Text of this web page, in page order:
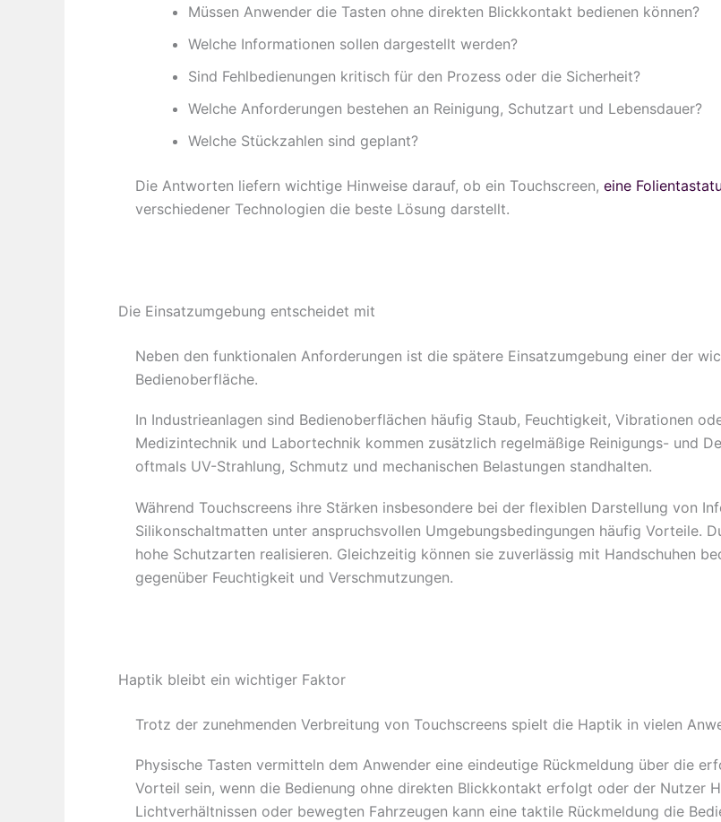
Müssen Anwender die Tasten ohne direkten Blickkontakt bedienen können?
Welche Informationen sollen dargestellt werden?
Sind Fehlbedienungen kritisch für den Prozess oder die Sicherheit?
Welche Anforderungen bestehen an Reinigung, Schutzart und Lebensdauer?
Welche Stückzahlen sind geplant?
Die Antworten liefern wichtige Hinweise darauf, ob ein Touchscreen,eine
verschiedener Technologien die beste Lösung darstellt.
Die Einsatzumgebung entscheidet mit
Neben den funktionalen Anforderungen ist die spätere Einsatzumgebung einer der
Bedienoberfläche.
In Industrieanlagen sind Bedienoberflächen häufig Staub, Feuchtigkeit, Vibrationen
Medizintechnik und Labortechnik kommen zusätzlich regelmäßige Reinigungs- und
oftmals UV-Strahlung, Schmutz und mechanischen Belastungen standhalten.
Während Touchscreens ihre Stärken insbesondere bei der flexiblen Darstellung von
Silikonschaltmatten unter anspruchsvollen Umgebungsbedingungen häufig Vorteile.
hohe Schutzarten realisieren. Gleichzeitig können sie zuverlässig mit Handschuhen
gegenüber Feuchtigkeit und Verschmutzungen.
Haptik bleibt ein wichtiger Faktor
Trotz der zunehmenden Verbreitung von Touchscreens spielt die Haptik in vielen
Physische Tasten vermitteln dem Anwender eine eindeutige Rückmeldung über die
Vorteil sein, wenn die Bedienung ohne direkten Blickkontakt erfolgt oder der Nutzer
Lichtverhältnissen oder bewegten Fahrzeugen kann eine taktile Rückmeldung die